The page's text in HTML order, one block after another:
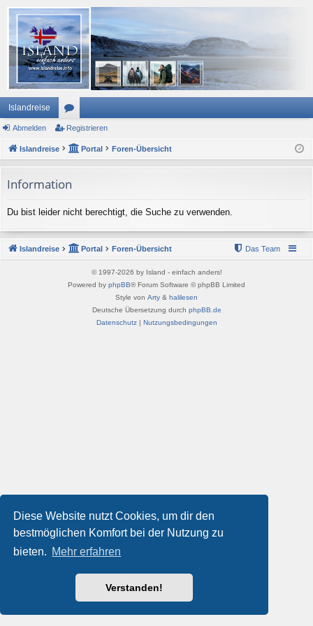
Diese Website nutzt Cookies, um dir den
bestmöglichen Komfort bei der Nutzung zu
bieten. Mehr erfahren
Verstanden!
Islandreise
or
en
Abmelden Registrieren
Islandreise Portal Foren-Übersicht
Information
Du bist leider nicht berechtigt, die Suche zu verwenden.
Islandreise Portal Foren-Übersicht Das Team
© 1997-2026 by Island - einfach anders!
Powered by phpBB® Forum Software © phpBB Limited
Style von Arty & halilesen
Deutsche Übersetzung durch phpBB.de
Datenschutz| Nutzungsbedingungen